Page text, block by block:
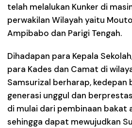
telah melalukan Kunker di
perwakilan Wilayah yaitu
Ampibabo dan Parigi Tengah.
Dihadapan para Kepala
para Kades dan Camat di
Samsurizal berharap, kedepan
generasi unggul dan
di mulai dari pembinaan bakat
sehingga dapat mewujudkan